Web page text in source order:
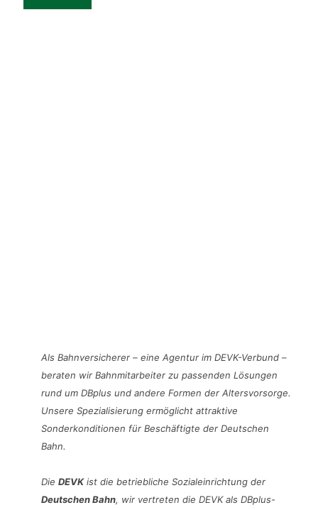
Als Bahnversicherer – eine Agentur im DEVK-Verbund –
beraten wir Bahnmitarbeiter zu passenden Lösungen
rund um DBplus und andere Formen der Altersvorsorge.
Unsere Spezialisierung ermöglicht attraktive
Sonderkonditionen für Beschäftigte der Deutschen
Bahn.
Die DEVKist die betriebliche Sozialeinrichtung der
Deutschen Bahn, wir vertreten die DEVK als DBplus-